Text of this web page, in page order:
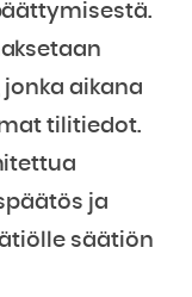
aikana
tilitiedot.
ja
säätiön